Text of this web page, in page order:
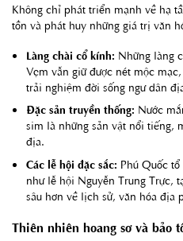
Không chỉ phát triển mạnh về hạ
tồn và phát huy những giá trị văn
Làng chài cổ kính: Những làng
Vẹm vẫn giữ được nét mộc
trải nghiệm đời sống ngư dân
Đặc sản truyền thống: Nước
sim là những sản vật nổi tiếng,
địa.
Các lễ hội đặc sắc: Phú Quốc
như lễ hội Nguyễn Trung Trực,
sâu hơn về lịch sử, văn hóa địa
Thiên nhiên hoang sơ và bảo